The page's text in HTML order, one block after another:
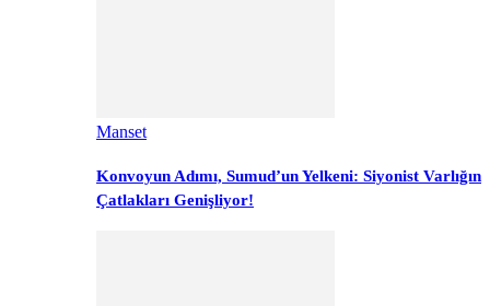
Manset
Konvoyun Adımı, Sumud’un Yelkeni: Siyonist Varlığın
Çatlakları Genişliyor!